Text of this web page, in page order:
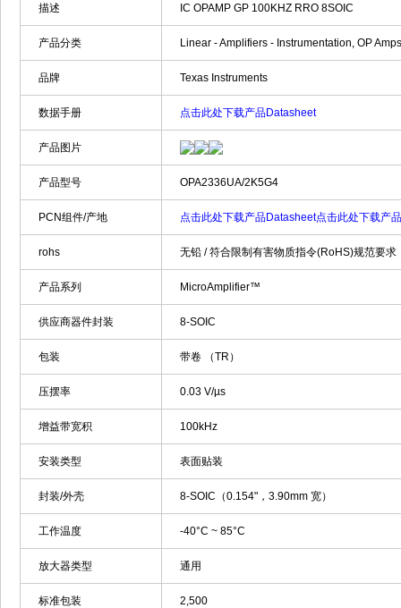
描述 IC OPAMP GP 100KHZ RRO 8SOIC
产品分类 Linear - Amplifiers - Instrumentation, OP
品牌 Texas Instruments
数据手册 点击此处下载产品Datasheet
产品图片
产品型号 OPA2336UA/2K5G4
PCN组件/产地 点击此处下载产品Datasheet点击此处下载产
rohs 无铅 / 符合限制有害物质指令(RoHS)规范要求
产品系列 MicroAmplifier™
供应商器件封装 8-SOIC
包装 带卷 （TR）
压摆率 0.03 V/µs
增益带宽积 100kHz
安装类型 表面贴装
封装/外壳 8-SOIC（0.154"，3.90mm 宽）
工作温度 -40°C ~ 85°C
放大器类型 通用
标准包装 2,500